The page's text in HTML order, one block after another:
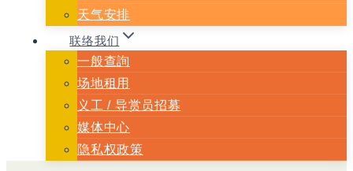
天气安排
联络我们
一般查詢
场地租用
义⼯ / 导赏员招募
媒体中心
隐私权政策